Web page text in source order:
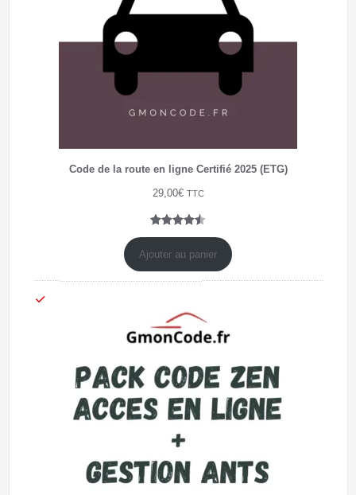
Code de la route en ligne Certifié 2025 (ETG)
29,00€ TTC
sur 5
sur
client
Ajouter au panier